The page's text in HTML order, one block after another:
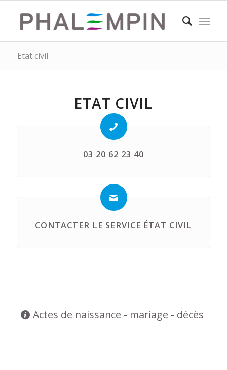
Etat civil
ETAT CIVIL
03 20 62 23 40
CONTACTER LE SERVICE ÉTAT CIVIL
Actes de naissance - mariage - décès